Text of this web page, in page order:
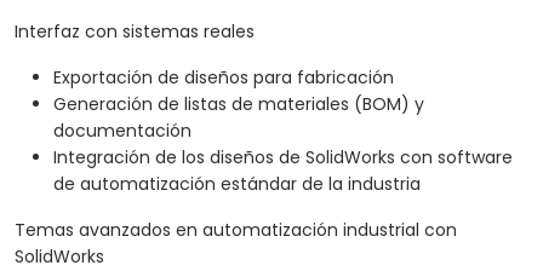
Interfaz con sistemas reales
Exportación de diseños para fabricación
Generación de listas de materiales (BOM) y
documentación
Integración de los diseños de SolidWorks con software
de automatización estándar de la industria
Temas avanzados en automatización industrial con
SolidWorks